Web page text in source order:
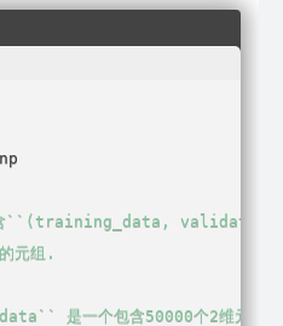
含``(training_data,
元组.
是一个包含50000个2维元组